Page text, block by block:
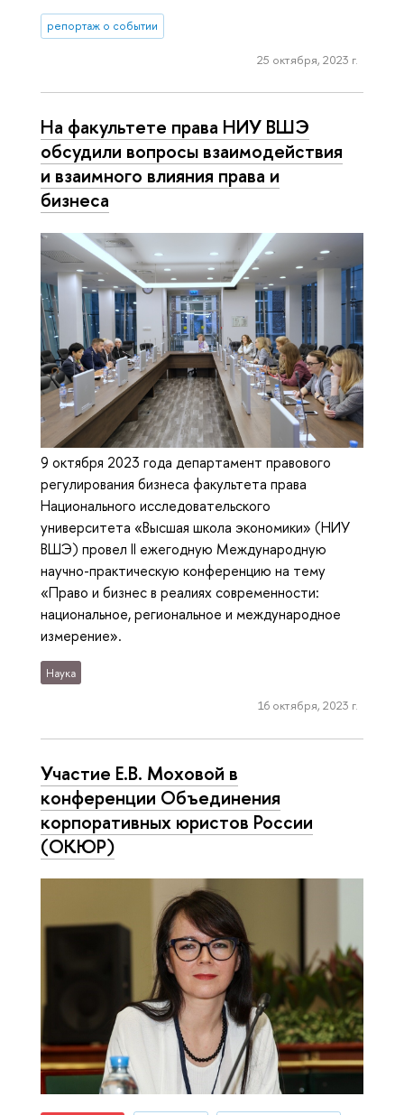
репортаж о событии
25 октября, 2023 г.
На факультете права НИУ ВШЭ
обсудили вопросы взаимодействия
и взаимного влияния права и
бизнеса
9 октября 2023 года департамент правового
регулирования бизнеса факультета права
Национального исследовательского
университета «Высшая школа экономики» (НИУ
ВШЭ) провел II ежегодную Международную
научно-практическую конференцию на тему
«Право и бизнес в реалиях современности:
национальное, региональное и международное
измерение».
Наука
16 октября, 2023 г.
Участие Е.В. Моховой в
конференции Объединения
корпоративных юристов России
(ОКЮР)